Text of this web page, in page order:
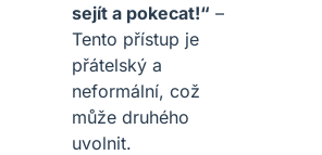
sejít a pokecat!“ –
Tento přístup je
přátelský a
neformální, což
může druhého
uvolnit.